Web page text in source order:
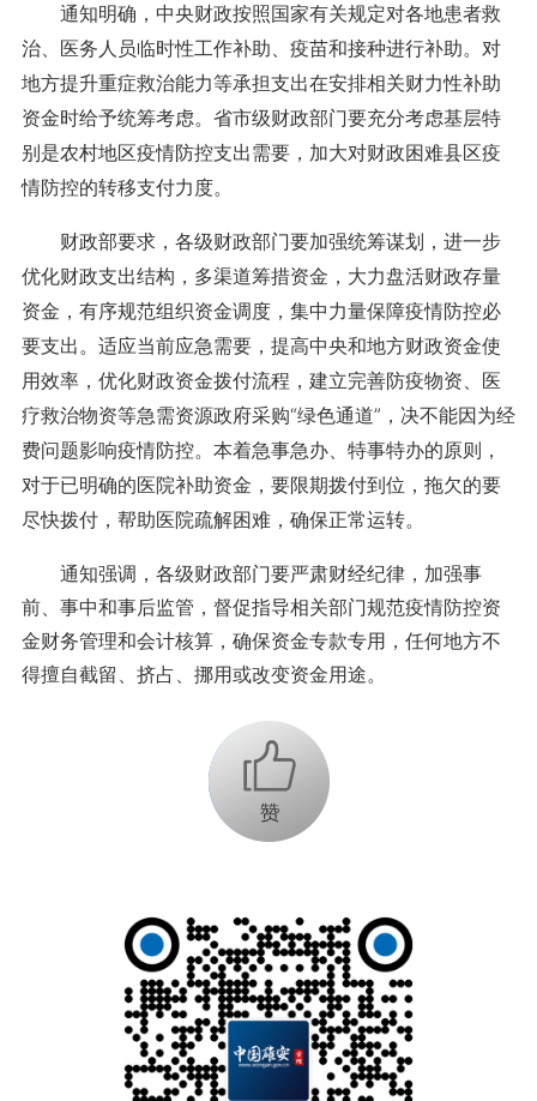
通知明确，中央财政按照国家有关规定对各地患者救
治、医务人员临时性工作补助、疫苗和接种进行补助。对
地方提升重症救治能力等承担支出在安排相关财力性补助
资金时给予统筹考虑。省市级财政部门要充分考虑基层特
别是农村地区疫情防控支出需要，加大对财政困难县区疫
情防控的转移支付力度。
财政部要求，各级财政部门要加强统筹谋划，进一步
优化财政支出结构，多渠道筹措资金，大力盘活财政存量
资金，有序规范组织资金调度，集中力量保障疫情防控必
要支出。适应当前应急需要，提高中央和地方财政资金使
用效率，优化财政资金拨付流程，建立完善防疫物资、医
疗救治物资等急需资源政府采购“绿色通道”，决不能因为经
费问题影响疫情防控。本着急事急办、特事特办的原则，
对于已明确的医院补助资金，要限期拨付到位，拖欠的要
尽快拨付，帮助医院疏解困难，确保正常运转。
通知强调，各级财政部门要严肃财经纪律，加强事
前、事中和事后监管，督促指导相关部门规范疫情防控资
金财务管理和会计核算，确保资金专款专用，任何地方不
得擅自截留、挤占、挪用或改变资金用途。
+1